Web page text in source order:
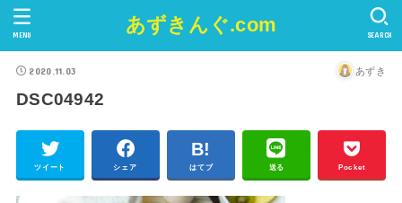
あずきんぐ.com SEARCH
MENU
2020.11.03 あずき
DSC04942
ツイート シェア はてブ 送る Pocket